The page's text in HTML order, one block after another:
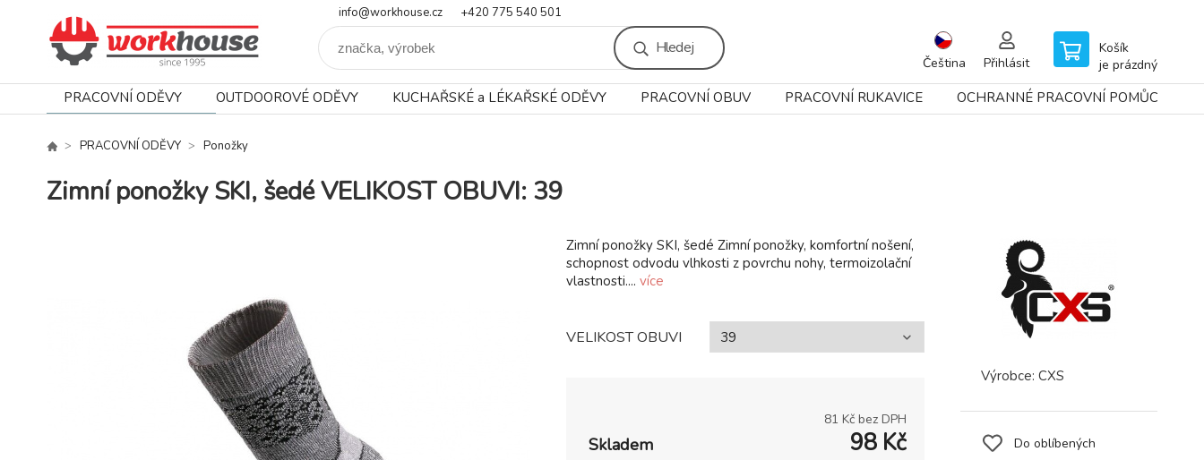
info@workhouse.cz +420 775 540 501
Hledej
Čeština Přihlásit
Košík
je prázdný
PRACOVNÍ ODĚVY OUTDOOROVÉ ODĚVY KUCHAŘSKÉ a LÉKAŘSKÉ ODĚVY PRACOVNÍ OBUV PRACOVNÍ RUKAVICE OCHRANNÉ PRACOVNÍ POMŮCKY
PRACOVNÍ ODĚVY Ponožky
Zimní ponožky SKI, šedé VELIKOST OBUVI: 39
Zimní ponožky SKI, šedé Zimní ponožky, komfortní nošení,
schopnost odvodu vlhkosti z povrchu nohy, termoizolační
vlastnosti.... více
VELIKOST OBUVI
81 Kč bez DPH
Skladem 98 Kč
Výrobce: CXS
Do oblíbených